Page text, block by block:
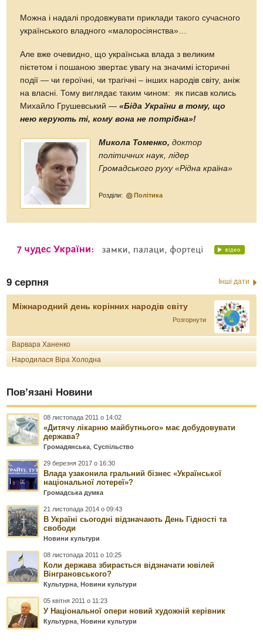
Можна і надалі продовжувати приклади такого сучасного
українського владного «малоросіянства»…
Але вже очевидно, що українська влада з великим
пієтетом і пошаною звертає увагу на значимі історичні
події — чи героїчні, чи трагічні – інших народів світу, аніж
на власні. Тому виглядає таким чином: як писав колись
Михайло Грушевський —«Біда України в тому, що
нею керують ті, кому вона не потрібна»!
Микола Томенко, доктор
політичних наук, лідер
Громадського руху «Рідна країна»
Розділи: Політика
9 серпня Інші дати
Міжнародний день корінних народів світу
Розгорнути
Варвара Ханенко
Народилася Віра Холодна
Пов’язані Новини
08 листопада 2011 о 14:02
«Дитячу лікарню майбутнього» має добудовувати
держава?
Громадянська ,Суспільство
29 березня 2017 о 16:30
Влада узаконила гральний бізнес «Української
національної лотереї»?
Громадська думка
21 листопада 2014 о 09:43
В Україні сьогодні відзначають День Гідності та
свободи
Новини культури
08 листопада 2011 о 10:25
Коли держава збирається відзначати ювілей
Вінграновського?
Культурна Новини культури
05 квітня 2011 о 11:23
У Національної опери новий художній керівник
Культурна Новини культури